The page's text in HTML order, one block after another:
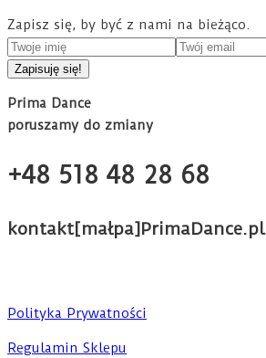
Zapisz się, by być z nami na bieżąco.
Prima Dance
poruszamy do zmiany
+48 518 48 28 68
kontakt[małpa]PrimaDance.pl
Polityka Prywatności
Regulamin Sklepu